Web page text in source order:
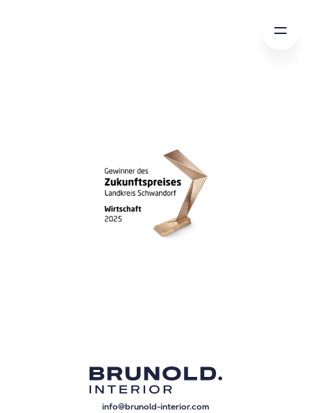
SHOWROOM.
LEISTUNGEN.
ÜBER UNS.
KOOPERATIONEN.
info@brunold-interior.com